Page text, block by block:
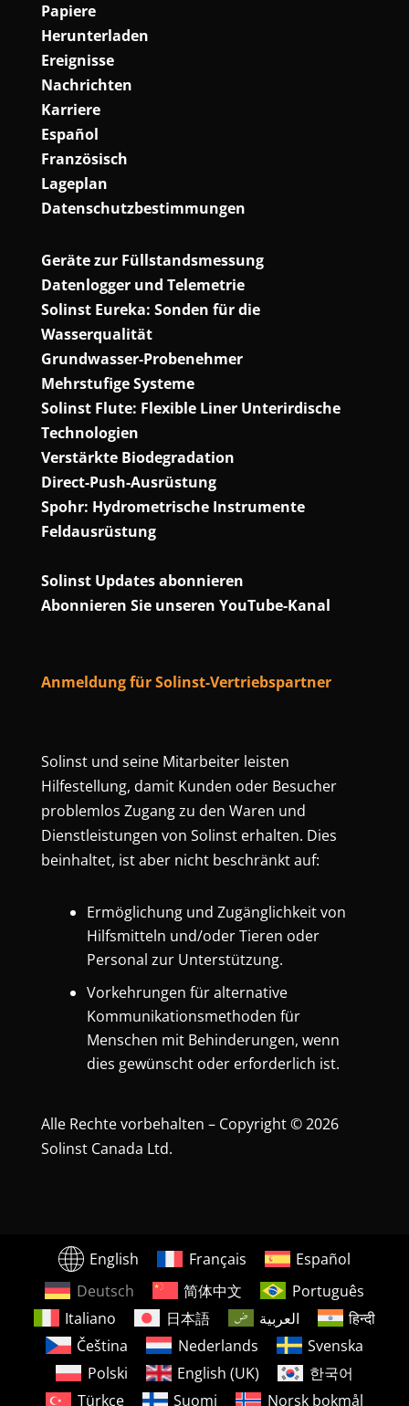
Papiere
Herunterladen
Ereignisse
Nachrichten
Karriere
Español
Französisch
Lageplan
Datenschutzbestimmungen
Geräte zur Füllstandsmessung
Datenlogger und Telemetrie
Solinst Eureka: Sonden für die
Wasserqualität
Grundwasser-Probenehmer
Mehrstufige Systeme
Solinst Flute: Flexible Liner Unterirdische
Technologien
Verstärkte Biodegradation
Direct-Push-Ausrüstung
Spohr: Hydrometrische Instrumente
Feldausrüstung
Solinst Updates abonnieren
Abonnieren Sie unseren YouTube-Kanal
Anmeldung für Solinst-Vertriebspartner
Solinst und seine Mitarbeiter leisten
Hilfestellung, damit Kunden oder Besucher
problemlos Zugang zu den Waren und
Dienstleistungen von Solinst erhalten. Dies
beinhaltet, ist aber nicht beschränkt auf:
Ermöglichung und Zugänglichkeit von
Hilfsmitteln und/oder Tieren oder
Personal zur Unterstützung.
Vorkehrungen für alternative
Kommunikationsmethoden für
Menschen mit Behinderungen, wenn
dies gewünscht oder erforderlich ist.
Alle Rechte vorbehalten – Copyright © 2026
Solinst Canada Ltd.
English Français
Español
Deutsch
简体中文
Português
Italiano
日本語 العربية
हिन्दी
Čeština
Nederlands
Svenska
Polski
English (UK)
한국어
Türkçe
Suomi Norsk bokmål